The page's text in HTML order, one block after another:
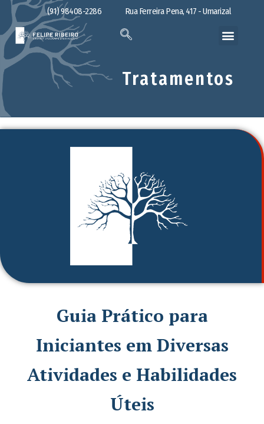
(91) 98408-2286 Rua Ferreira Pena, 417 - Umarizal
Tratamentos
Guia Prático para
Iniciantes em Diversas
Atividades e Habilidades
Úteis